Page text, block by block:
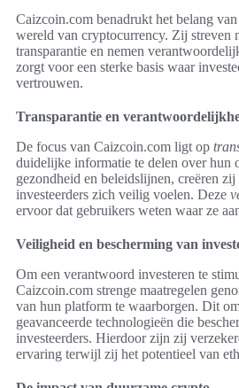
Caizcoin.com benadrukt het belang
wereld van cryptocurrency. Zij streven
transparantie en nemen
zorgt voor een sterke basis waar
vertrouwen.
Transparantie en
De focus van Caizcoin.com ligt op
duidelijke informatie te delen over hun
gezondheid en beleidslijnen, creëren
investeerders zich veilig voelen. Deze
ervoor dat gebruikers weten waar ze
Veiligheid en bescherming van
Om een verantwoord investeren te
Caizcoin.com strenge maatregelen
van hun platform te waarborgen. Dit
geavanceerde technologieën die
investeerders. Hierdoor zijn zij
ervaring terwijl zij het potentieel van